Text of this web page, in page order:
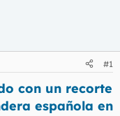
#1
con un recorte
española en